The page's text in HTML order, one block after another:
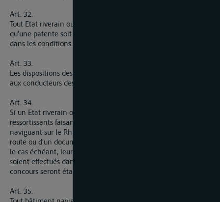
Art. 32.
Tout Etat riverain ou la Belgique a le droit de demander
qu’une patente soit retirée temporairement ou définitivement,
dans les conditions de l’article 31, par l’autorité qui l’a délivrée.
Art. 33.
Les dispositions des articles 28 à 32 ne sont pas applicables
aux conducteurs des radeaux.
Art. 34.
Si un Etat riverain ou la Belgique établit pour ses
ressortissants faisant partie des équipages d’un bateau
naviguant sur le Rhin l’obligation d’être muni d’un carnet de
route ou d’un document analogue, les autres Etats prêteront,
le cas échéant, leur concours pour que les inscriptions prévues
soient effectués dans ce document. Les modalités de ce
concours seront établies par des accords spéciaux.
Art. 35.